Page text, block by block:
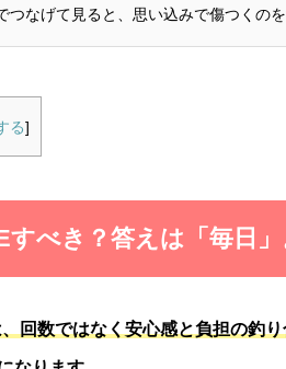
つなげて見ると、思い込みで傷つくの
る]
すべき？答えは「毎日
回数ではなく安心感と負担の釣